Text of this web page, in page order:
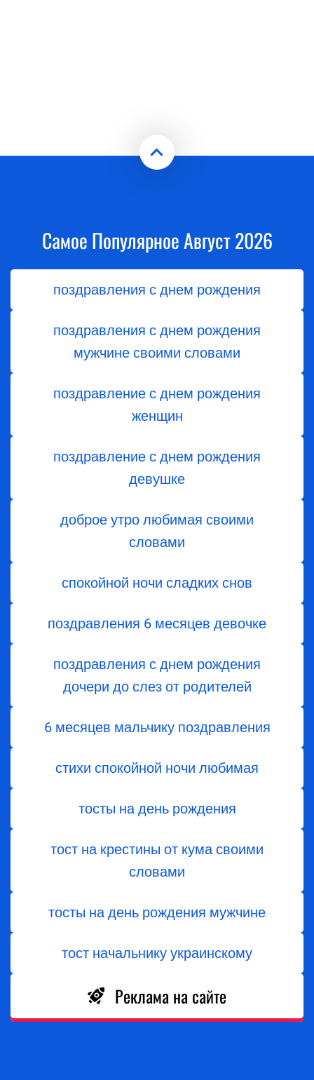
Самое Популярное Август 2026
поздравления с днем рождения
поздравления с днем рождения
мужчине своими словами
поздравление с днем рождения
женщин
поздравление с днем рождения
девушке
доброе утро любимая своими
словами
спокойной ночи сладких снов
поздравления 6 месяцев девочке
поздравления с днем ​​рождения
дочери до слез от родителей
6 месяцев мальчику поздравления
стихи спокойной ночи любимая
тосты на день рождения
тост на крестины от кума своими
словами
тосты на день рождения мужчине
тост начальнику украинскому
Реклама на сайте